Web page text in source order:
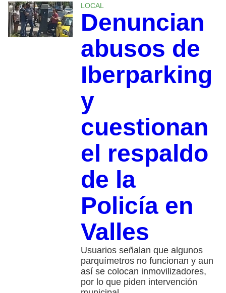
LOCAL
Denuncian
abusos de
Iberparking
y
cuestionan
el respaldo
de la
Policía en
Valles
Usuarios señalan que algunos
parquímetros no funcionan y aun
así se colocan inmovilizadores,
por lo que piden intervención